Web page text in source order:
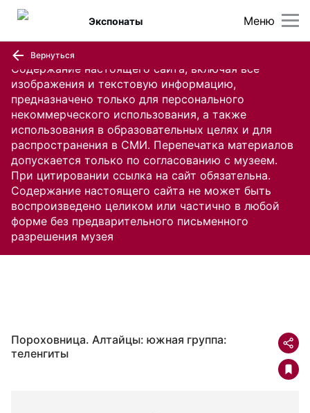
Содержание настоящего сайта, включая все
изображения и текстовую информацию,
предназначено только для персонального
некоммерческого использования, а также
использования в образовательных целях и для
распространения в СМИ. Перепечатка материалов
допускается только по согласованию с музеем.
При цитировании ссылка на сайт обязательна.
Содержание настоящего сайта не может быть
воспроизведено целиком или частично в любой
форме без предварительного письменного
разрешения музея
Меню
Экспонаты
Вернуться
Пороховница. Алтайцы: южная группа:
теленгиты